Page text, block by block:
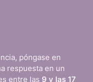
póngase en
respuesta en un
entre las 9 y las 17